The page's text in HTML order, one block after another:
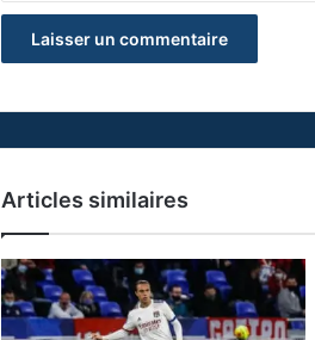
Articles similaires